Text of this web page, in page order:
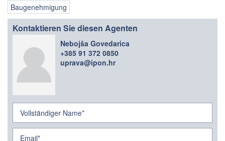
Baugenehmigung
Kontaktieren Sie diesen Agenten
Nebojša Govedarica
+385 91 372 0850
uprava@ipon.hr